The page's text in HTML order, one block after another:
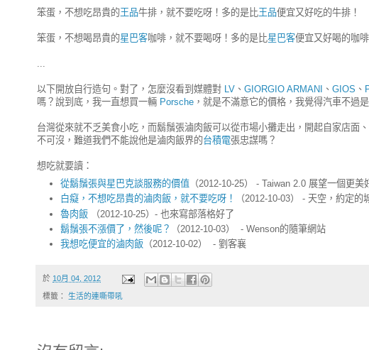
笨蛋，不想吃昂貴的王品牛排，就不要吃呀！多的是比王品便宜又好吃的牛排！
笨蛋，不想喝昂貴的星巴客咖啡，就不要喝呀！多的是比星巴客便宜又好喝的咖啡
...
以下開放自行造句。對了，怎麼沒看到媒體對 LV 、 GIORGIO ARMANI 、 GIOS 、
嗎？說到底，我一直想買一輛 Porsche ，就是不滿意它的價格，我覺得汽車不過是
台灣從來就不乏美食小吃，而鬍鬚張滷肉飯可以從市場小攤走出，開起自家店
不可沒，難道我們不能說他是滷肉飯界的台積電張忠謀嗎？
想吃就要讀：
從鬍鬚張與星巴克談服務的價值 （2012-10-25） - Taiwan 2.0 展望一個更美
白癡，不想吃昂貴的滷肉飯，就不要吃呀！
（2012-10-03） - 天空，約定的
魯肉飯 （2012-10-25）- 也來寫部落格好了
鬍鬚張不漲價了，然後呢？
（2012-10-03） - Wenson的隨筆網站
我想吃便宜的滷肉飯 （2012-10-02） - 劉客襄
於 10月 04, 2012
標籤： 生活的連嘶帶吼